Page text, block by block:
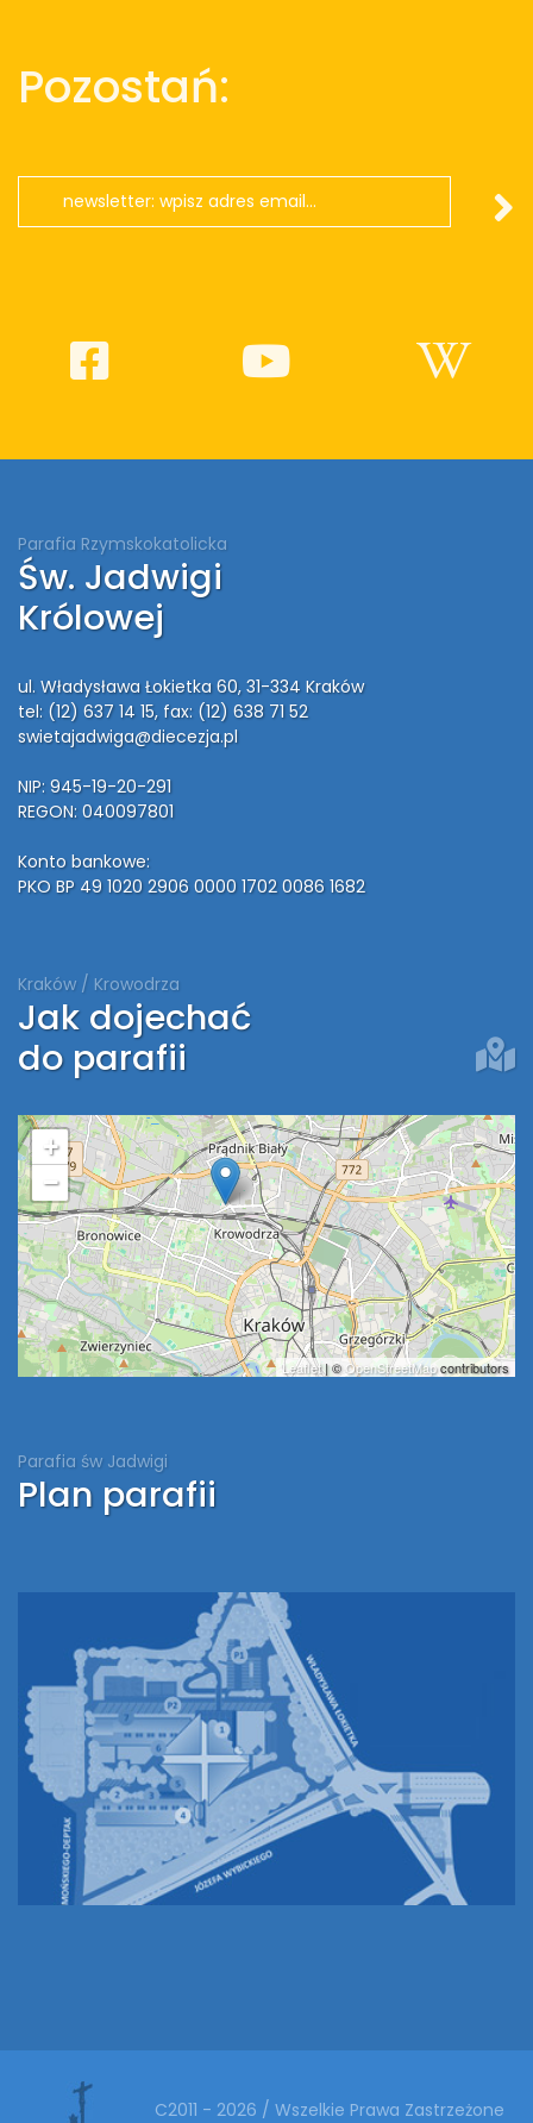
Pozostań:
Parafia Rzymskokatolicka
Św. Jadwigi
Królowej
ul. Władysława Łokietka 60, 31-334 Kraków
tel: (12) 637 14 15, fax: (12) 638 71 52
swietajadwiga@diecezja.pl
NIP: 945-19-20-291
REGON: 040097801
Konto bankowe:
PKO BP 49 1020 2906 0000 1702 0086 1682
Kraków / Krowodrza
Jak dojechać
do parafii
+
−
Leaflet| © OpenStreetMapcontributors
Parafia św Jadwigi
Plan parafii
C2011 - 2026 / Wszelkie Prawa Zastrzeżone